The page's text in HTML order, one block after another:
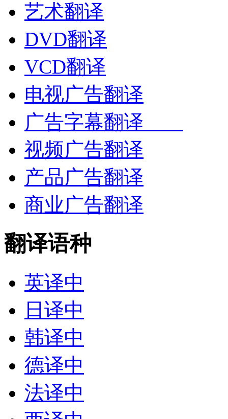
艺术翻译
DVD翻译
VCD翻译
电视广告翻译
广告字幕翻译
视频广告翻译
产品广告翻译
商业广告翻译
翻译语种
英译中
日译中
韩译中
德译中
法译中